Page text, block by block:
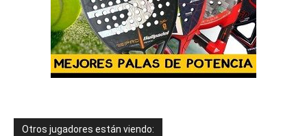
Otros jugadores están viendo: